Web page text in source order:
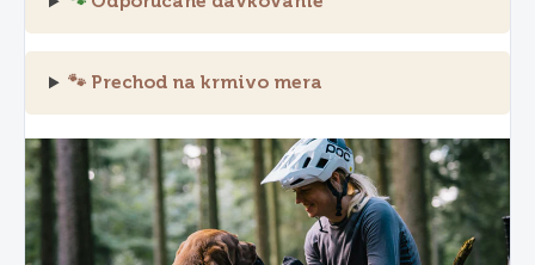
🐾 Prechod na krmivo mera